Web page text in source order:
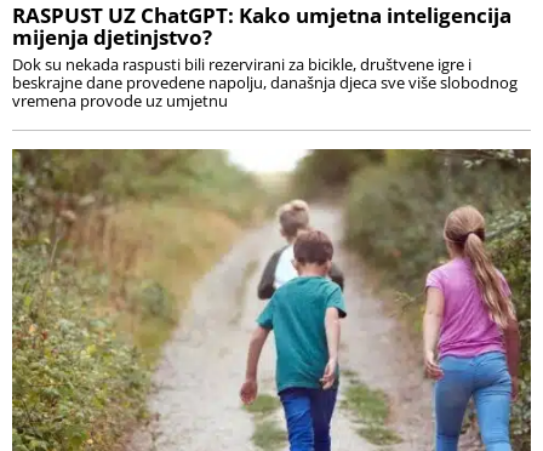
RASPUST UZ ChatGPT: Kako umjetna inteligencija
mijenja djetinjstvo?
Dok su nekada raspusti bili rezervirani za bicikle, društvene igre i
beskrajne dane provedene napolju, današnja djeca sve više slobodnog
vremena provode uz umjetnu